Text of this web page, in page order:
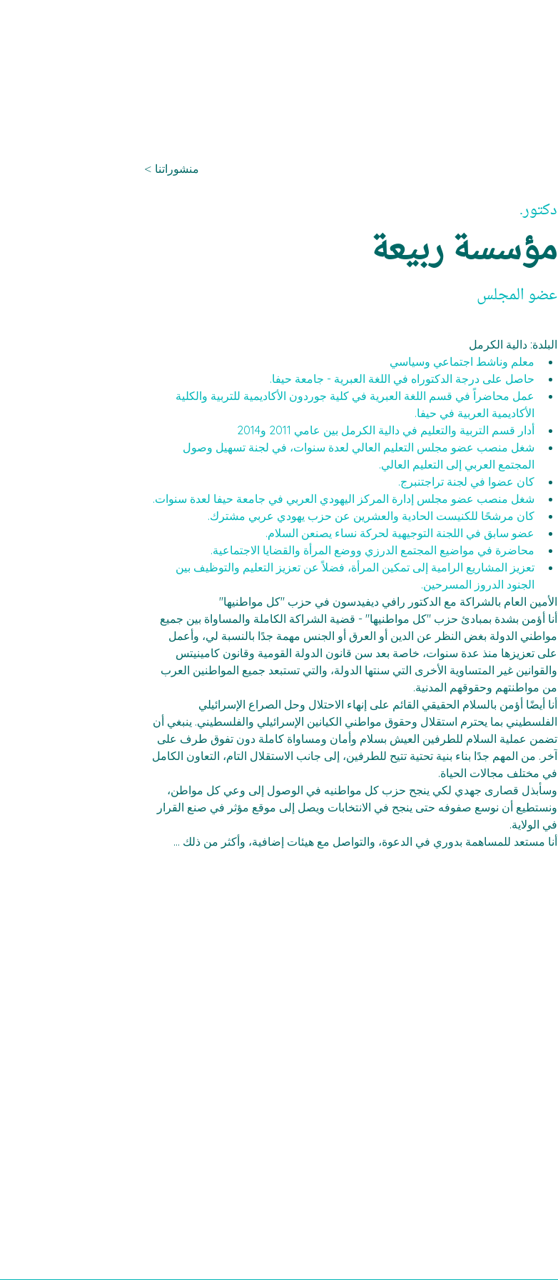
< منشوراتنا
مؤسسة ربيعة
دكتور.
عضو المجلس
البلدة: دالية الكرمل
معلم وناشط اجتماعي وسياسي
حاصل على درجة الدكتوراه في اللغة العبرية - جامعة حيفا.
عمل محاضراً في قسم اللغة العبرية في كلية جوردون الأكاديمية للتربية والكلية
الأكاديمية العربية في حيفا.
أدار قسم التربية والتعليم في دالية الكرمل بين عامي 2011 و2014
شغل منصب عضو مجلس التعليم العالي لعدة سنوات، في لجنة تسهيل وصول
المجتمع العربي إلى التعليم العالي.
كان عضوا في لجنة تراجتنبرج.
شغل منصب عضو مجلس إدارة المركز اليهودي العربي في جامعة حيفا لعدة سنوات.
كان مرشحًا للكنيست الحادية والعشرين عن حزب يهودي عربي مشترك.
عضو سابق في اللجنة التوجيهية لحركة نساء يصنعن السلام.
محاضرة في مواضيع المجتمع الدرزي ووضع المرأة والقضايا الاجتماعية.
تعزيز المشاريع الرامية إلى تمكين المرأة، فضلاً عن تعزيز التعليم والتوظيف بين
الجنود الدروز المسرحين.
الأمين العام بالشراكة مع الدكتور رافي ديفيدسون في حزب "كل مواطنيها"
أنا أؤمن بشدة بمبادئ حزب "كل مواطنيها" - قضية الشراكة الكاملة والمساواة بين جميع
مواطني الدولة بغض النظر عن الدين أو العرق أو الجنس مهمة جدًا بالنسبة لي، وأعمل
على تعزيزها منذ عدة سنوات، خاصة بعد سن قانون الدولة القومية وقانون كامينيتس
والقوانين غير المتساوية الأخرى التي سنتها الدولة، والتي تستبعد جميع المواطنين العرب
من مواطنتهم وحقوقهم المدنية.
أنا أيضًا أؤمن بالسلام الحقيقي القائم على إنهاء الاحتلال وحل الصراع الإسرائيلي
الفلسطيني بما يحترم استقلال وحقوق مواطني الكيانين الإسرائيلي والفلسطيني. ينبغي أن
تضمن عملية السلام للطرفين العيش بسلام وأمان ومساواة كاملة دون تفوق طرف على
آخر. من المهم جدًا بناء بنية تحتية تتيح للطرفين، إلى جانب الاستقلال التام، التعاون الكامل
في مختلف مجالات الحياة.
وسأبذل قصارى جهدي لكي ينجح حزب كل مواطنيه في الوصول إلى وعي كل مواطن،
ونستطيع أن نوسع صفوفه حتى ينجح في الانتخابات ويصل إلى موقع مؤثر في صنع القرار
في الولاية.
أنا مستعد للمساهمة بدوري في الدعوة، والتواصل مع هيئات إضافية، وأكثر من ذلك ...